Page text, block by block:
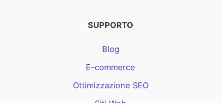
SUPPORTO
Blog
E-commerce
Ottimizzazione SEO